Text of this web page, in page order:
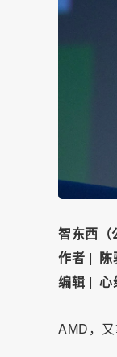
智东西（
作者 | 陈
编辑 | 心
AMD，又